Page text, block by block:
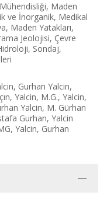
Maden
ve İnorganik, Medikal
Maden Yatakları,
Jeolojisi, Çevre
Sondaj,
Gurhan Yalcin,
Yalcin, M.G., Yalcin,
Yalcin, M. Gürhan
Gurhan, Yalcin
Yalcin, Gurhan